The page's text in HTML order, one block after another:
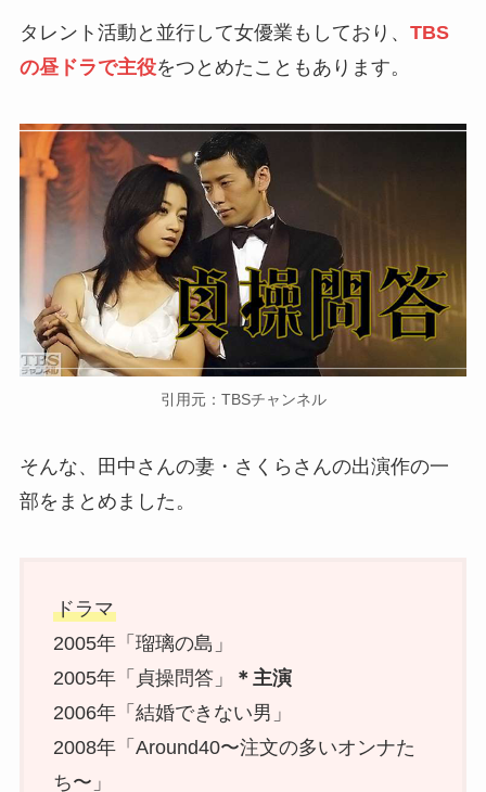
タレント活動と並行して女優業もしており、 TBS
の昼ドラで主役をつとめたこともあります。
引用元：TBSチャンネル
そんな、田中さんの妻・さくらさんの出演作の一
部をまとめました。
ドラマ
2005年「瑠璃の島」
2005年「貞操問答」
＊主演
2006年「結婚できない男」
2008年「Around40〜注文の多いオンナた
ち〜」